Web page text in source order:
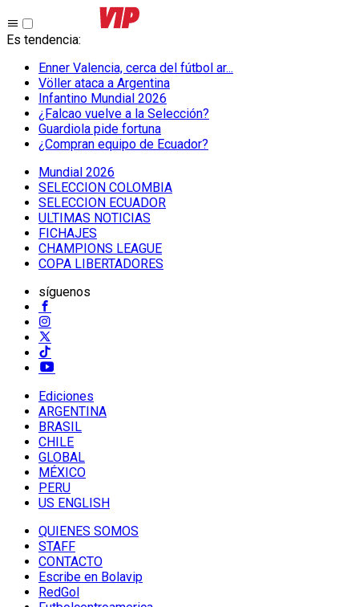
Es tendencia:
Enner Valencia, cerca del fútbol ar...
Völler ataca a Argentina
Infantino Mundial 2026
¿Falcao vuelve a la Selección?
Guardiola pide fortuna
¿Compran equipo de Ecuador?
Mundial 2026
SELECCION COLOMBIA
SELECCION ECUADOR
ULTIMAS NOTICIAS
FICHAJES
CHAMPIONS LEAGUE
COPA LIBERTADORES
síguenos
Ediciones
ARGENTINA
BRASIL
CHILE
GLOBAL
MÉXICO
PERU
US ENGLISH
QUIENES SOMOS
STAFF
CONTACTO
Escribe en Bolavip
RedGol